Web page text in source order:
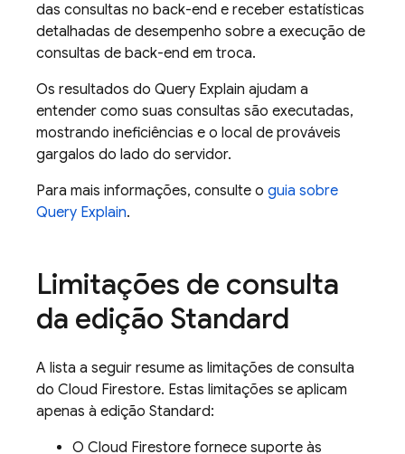
das consultas no back-end e receber estatísticas
detalhadas de desempenho sobre a execução de
consultas de back-end em troca.
Os resultados do Query Explain ajudam a
entender como suas consultas são executadas,
mostrando ineficiências e o local de prováveis
gargalos do lado do servidor.
Para mais informações, consulte o guia sobre
Query Explain.
Limitações de consulta
da edição Standard
A lista a seguir resume as limitações de consulta
do Cloud Firestore. Estas limitações se aplicam
apenas à edição Standard:
O Cloud Firestore fornece suporte às